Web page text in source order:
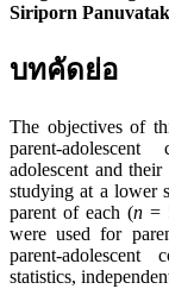
Siriporn
บทคัดย่อ
The objectives of
parent-
adolescent and
studying at a lower
parent of each (n =
were used for
parent-adolescent
statistics,